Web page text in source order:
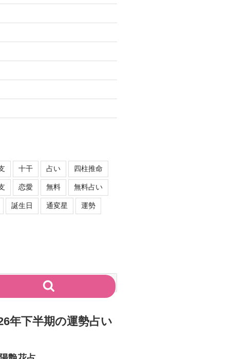
十干 占い 四柱推命
恋愛 無料 無料占い
誕生日 通変星 運勢
索
年下半期の運勢占い